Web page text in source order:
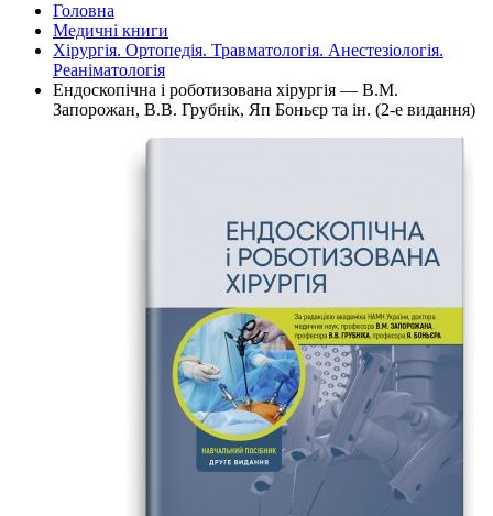
Головна
Медичні книги
Хірургія. Ортопедія. Травматологія. Анестезіологія.
Реаніматологія
Ендоскопічна і роботизована хірургія — В.М.
Запорожан, В.В. Грубнік, Яп Боньєр та ін. (2-е видання)